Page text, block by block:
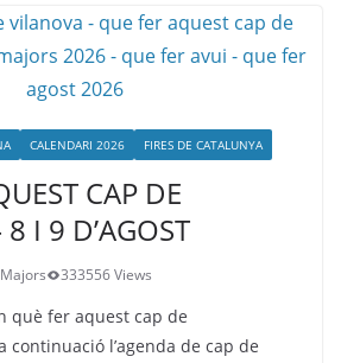
CALENDARI 2026 FIRES DE CATALUNYA
CAP DE
I 9 D’AGOST
333556 Views
què fer aquest cap de
continuació l’agenda de cap de